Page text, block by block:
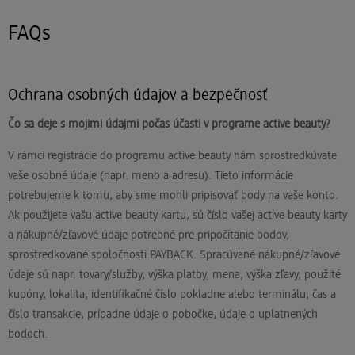
FAQs
Ochrana osobných údajov a bezpečnosť
Čo sa deje s mojimi údajmi počas účasti v programe active beauty?
V rámci registrácie do programu active beauty nám sprostredkúvate
vaše osobné údaje (napr. meno a adresu). Tieto informácie
potrebujeme k tomu, aby sme mohli pripisovať body na vaše konto.
Ak použijete vašu active beauty kartu, sú číslo vašej active beauty karty
a nákupné/zľavové údaje potrebné pre pripočítanie bodov,
sprostredkované spoločnosti PAYBACK. Spracúvané nákupné/zľavové
údaje sú napr. tovary/služby, výška platby, mena, výška zľavy, použité
kupóny, lokalita, identifikačné číslo pokladne alebo terminálu, čas a
číslo transakcie, prípadne údaje o pobočke, údaje o uplatnených
bodoch.